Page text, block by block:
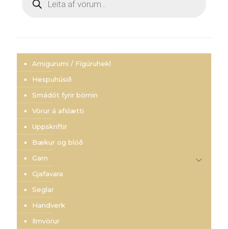
search
Amigurumi / Fígúruhekl
Hespuhúsið
Smádót fyrir börnin
Vörur á afslætti
Uppskriftir
Bækur og blöð
Garn
Gjafavara
Seglar
Handverk
Ilmvörur